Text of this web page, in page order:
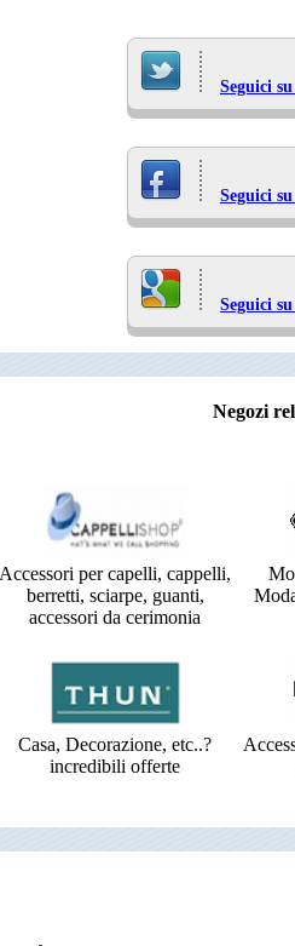
Seguici
Seguici
Seguici
Negozi
Accessori per capelli, cappelli,
berretti, sciarpe, guanti,
accessori da cerimonia
Casa, Decorazione, etc..?
incredibili offerte